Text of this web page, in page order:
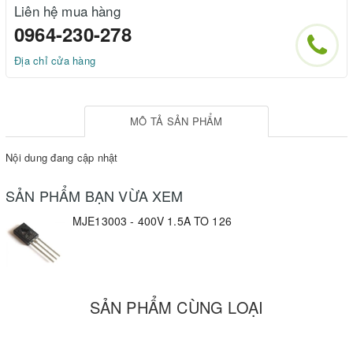
Liên hệ mua hàng
0964-230-278
Địa chỉ cửa hàng
MÔ TẢ SẢN PHẨM
Nội dung đang cập nhật
SẢN PHẨM BẠN VỪA XEM
MJE13003 - 400V 1.5A TO 126
SẢN PHẨM CÙNG LOẠI